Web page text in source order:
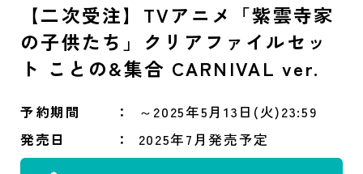
【二次受注】TVアニメ「紫雲寺家
の子供たち」クリアファイルセッ
ト ことの&集合 CARNIVAL ver.
予約期間
～2025年5月13日(火)23:59
発売日
2025年7月発売予定